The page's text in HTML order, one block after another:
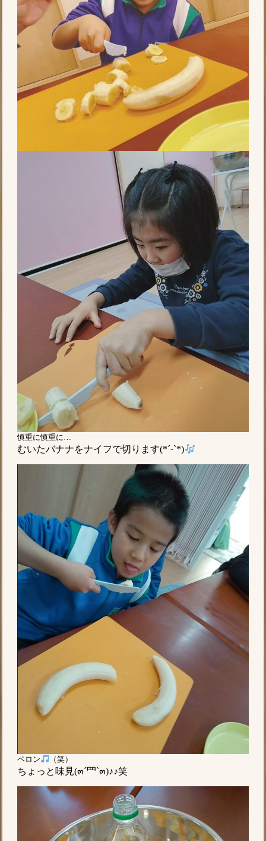
慎重に慎重に…
むいたバナナをナイフで切ります(*ˊᵕˋ*)
ペロン （笑）
ちょっと味見(๓´罒`๓)♪♪笑